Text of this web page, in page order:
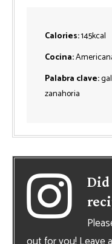
Calories:145kcal
Cocina:
Palabra clave:
zanahoria